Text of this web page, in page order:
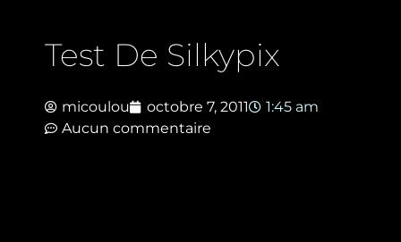
Test De Silkypix
micoulou octobre 7, 2011
1:45 am
Aucun commentaire